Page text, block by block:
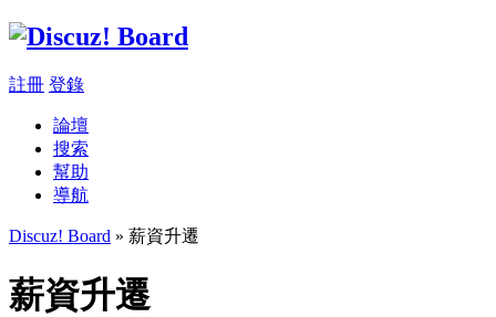
註冊 登錄
論壇
搜索
幫助
導航
Discuz! Board » 薪資升遷
薪資升遷